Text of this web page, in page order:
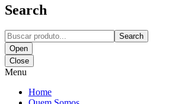
Search
Search
Open
Close
Menu
Home